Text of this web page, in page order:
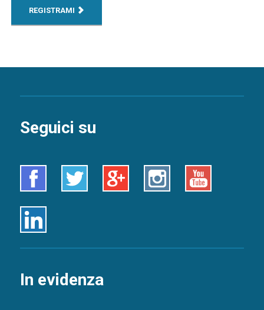
REGISTRAMI
Seguici su
Facebook Twitter Google+ Instagram Youtube
Linkedin
In evidenza